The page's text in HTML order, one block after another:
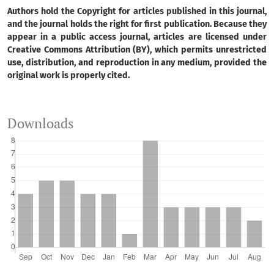
Authors hold the Copyright for articles published in this journal,
and the journal holds the right for first publication. Because they
appear in a public access journal, articles are licensed under
Creative Commons Attribution (BY), which permits unrestricted
use, distribution, and reproduction in any medium, provided the
original work is properly cited.
Downloads